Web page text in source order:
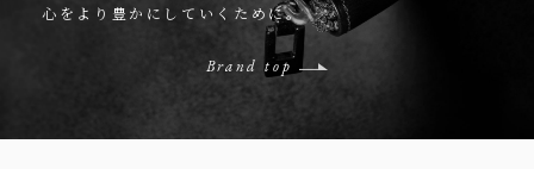
心をより豊かにしていくために。
Brand top